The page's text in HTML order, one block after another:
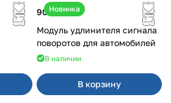
Новинка
900 ₽
Модуль удлинителя сигнала
поворотов для автомобилей
В наличии
В корзину